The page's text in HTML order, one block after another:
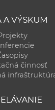
A VÝSKUM
činnosť